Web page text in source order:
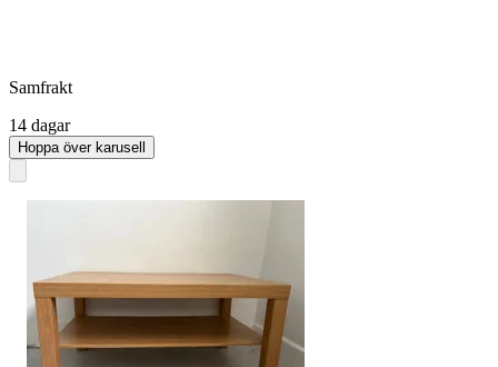
Samfrakt
14 dagar
Hoppa över karusell